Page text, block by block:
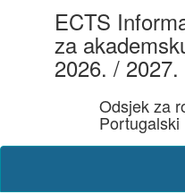
ECTS
za
2026. / 2027.
Odsjek za
Portugalski